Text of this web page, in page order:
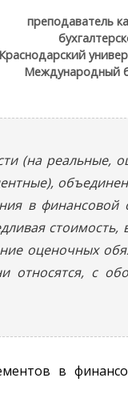
преподаватель
Краснодарский
Международный
(на реальные,
в финансовой
стоимость,
оценочных
относятся, с
в